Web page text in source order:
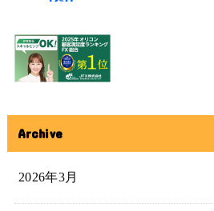
Archive
2026年3月